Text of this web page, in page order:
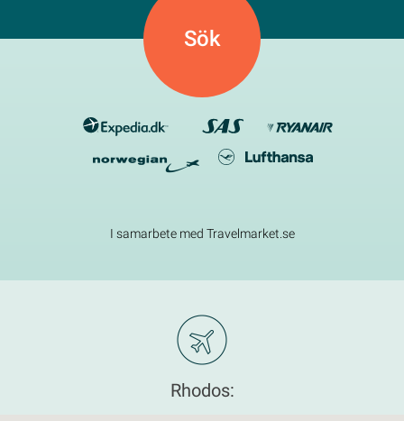
5
I samarbete med Travelmarket.se
Rhodos: